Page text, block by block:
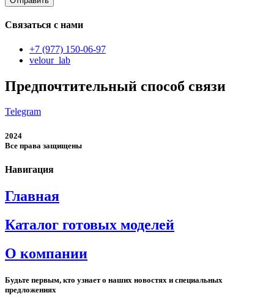
Связаться с нами
+7 (977) 150-06-97
velour_lab
Предпочтительный способ связи
Telegram
2024
Все права защищены
Навигация
Главная
Каталог готовых моделей
О компании
Будьте первым, кто узнает о наших новостях и специальных
предложениях